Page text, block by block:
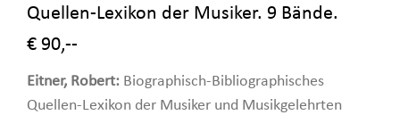
Quellen-Lexikon der Musiker. 9 Bände.
€ 90,--
Eitner, Robert: Biographisch-Bibliographisches
Quellen-Lexikon der Musiker und Musikgelehrten